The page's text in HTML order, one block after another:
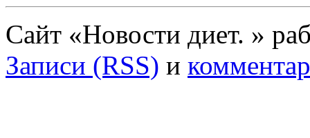
Сайт «Новости диет. »
Записи (RSS) и